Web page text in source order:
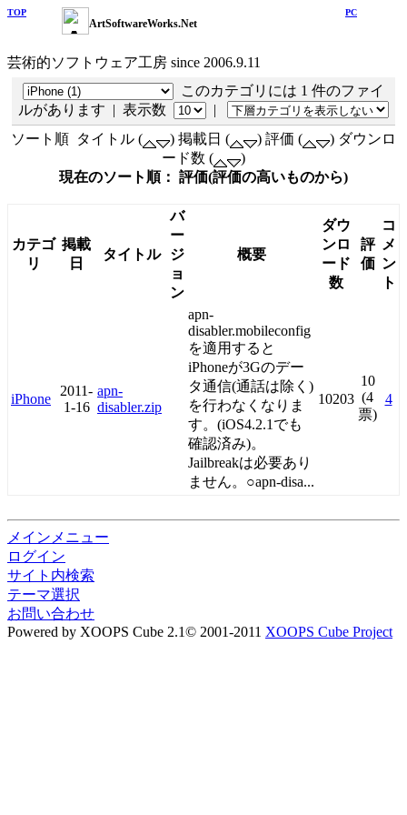
TOP PC
ArtSoftwareWorks.Net
芸術的ソフトウェア工房 since 2006.9.11
このカテゴリには 1 件のファイ
ルがあります | 表示数
|
ソート順 タイトル (
) 掲載日 ( ) 評価 (
) ダウンロ
ード数 (
)
現在のソート順： 評価(評価の高いものから)
カテゴ
リ
掲載
日
タイトル
バ
ー
ジ
ョ
ン
概要
ダウ
ンロ
ード
数
評
価
コ
メ
ン
ト
iPhone
2011-
1-16
apn-
disabler.zip
apn-
disabler.mobileconfig
を適用すると
iPhoneが3Gのデー
タ通信(通話は除く)
を行わなくなりま
す。(iOS4.2.1でも
確認済み)。
Jailbreakは必要あり
ません。○apn-disa...
10203
10
(4
票)
4
メインメニュー
ログイン
サイト内検索
テーマ選択
お問い合わせ
Powered by XOOPS Cube 2.1© 2001-2011 XOOPS Cube Project